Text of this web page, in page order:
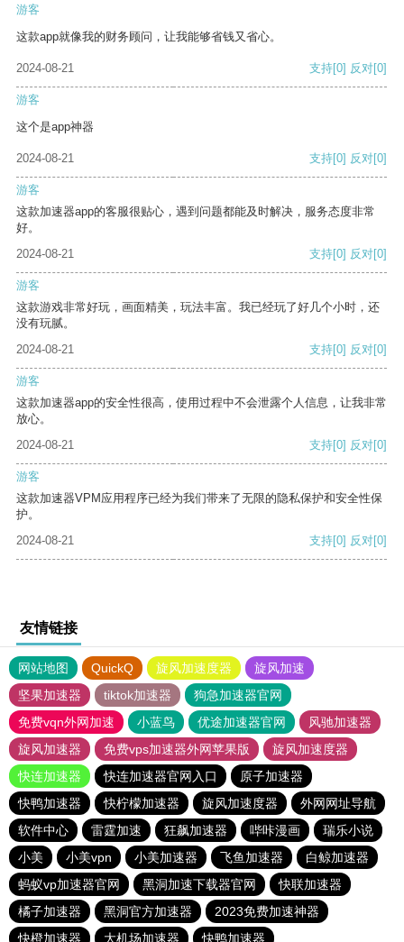
游客
这款app就像我的财务顾问，让我能够省钱又省心。
2024-08-21 支持[0] 反对[0]
游客
这个是app神器
2024-08-21 支持[0] 反对[0]
游客
这款加速器app的客服很贴心，遇到问题都能及时解决，服务态度非常
好。
2024-08-21
支持[0] 反对[0]
游客
这款游戏非常好玩，画面精美，玩法丰富。我已经玩了好几个小时，还
没有玩腻。
2024-08-21
支持[0] 反对[0]
游客
这款加速器app的安全性很高，使用过程中不会泄露个人信息，让我非常
放心。
2024-08-21
支持[0] 反对[0]
游客
这款加速器VPM应用程序已经为我们带来了无限的隐私保护和安全性保
护。
2024-08-21
支持[0] 反对[0]
友情链接
网站地图 QuickQ 旋风加速度器
旋风加速
坚果加速器
tiktok加速器
狗急加速器官网
免费vqn外网加速
小蓝鸟 优途加速器官网
风驰加速器
旋风加速器
免费vps加速器外网苹果版
旋风加速度器
快连加速器
快连加速器官网入口
原子加速器
快鸭加速器
快柠檬加速器 旋风加速度器
外网网址导航
软件中心
雷霆加速 狂飙加速器 哔咔漫画
瑞乐小说
小美
小美vpn 小美加速器 飞鱼加速器
白鲸加速器
蚂蚁vp加速器官网
黑洞加速下载器官网
快联加速器
橘子加速器
黑洞官方加速器
2023免费加速神器
快橙加速器
大机场加速器 快鸭加速器